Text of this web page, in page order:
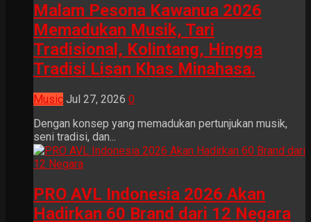
Malam Pesona Kawanua 2026
Memadukan Musik, Tari
Tradisional, Kolintang, Hingga
Tradisi Lisan Khas Minahasa.
Music Jul 27, 2026 0
Dengan konsep yang memadukan pertunjukan musik,
seni tradisi, dan...
PRO AVL Indonesia 2026 Akan
Hadirkan 60 Brand dari 12 Negara